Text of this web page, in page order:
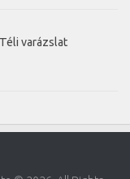
varázslat